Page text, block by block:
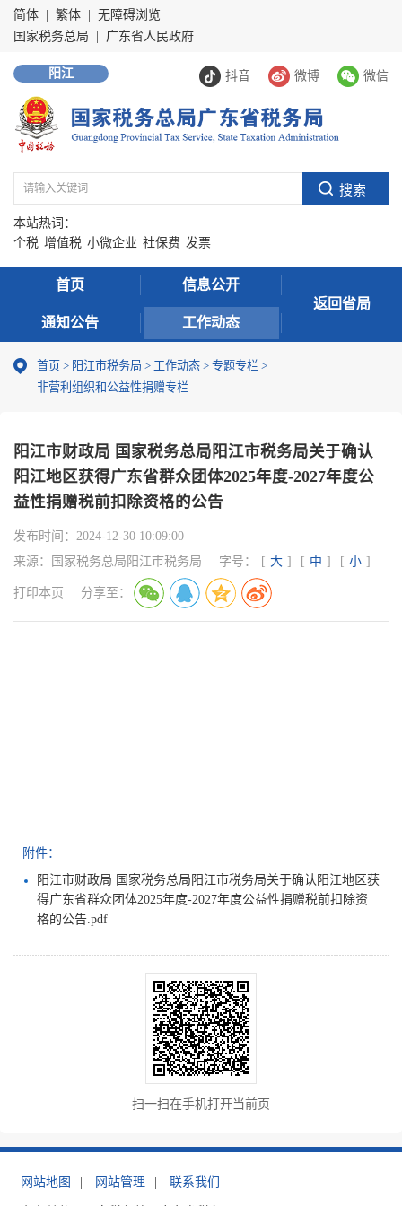
简体 繁体
无障碍浏览
国家税务总局
广东省人民政府
抖音 微博 微信
阳江
本站热词：
个税 增值税 小微企业 社保费 发票
首页 信息公开
通知公告 工作动态
返回省局
首页 > 阳江市税务局 > 工作动态 > 专题专栏 >
非营利组织和公益性捐赠专栏
阳江市财政局 国家税务总局阳江市税务局关于确认
阳江地区获得广东省群众团体2025年度-2027年度公
益性捐赠税前扣除资格的公告
发布时间： 2024-12-30 10:09:00
来源：
国家税务总局阳江市税务局 字号： [ 大 ] [ 中 ] [ 小 ]
打印本页 分享至：
附件：
阳江市财政局 国家税务总局阳江市税务局关于确认阳江地区获
得广东省群众团体2025年度-2027年度公益性捐赠税前扣除资
格的公告.pdf
扫一扫在手机打开当前页
网站地图 网站管理 联系我们